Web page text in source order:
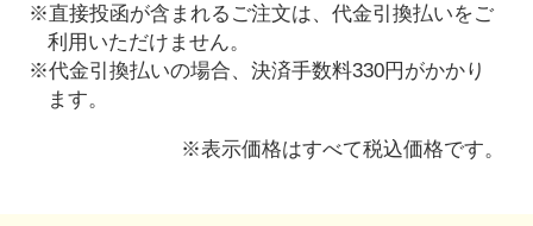
※直接投函が含まれるご注文は、代金引換払いをご
利用いただけません。
※代金引換払いの場合、決済手数料330円がかかり
ます。
※表示価格はすべて税込価格です。